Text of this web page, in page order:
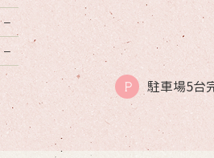
–
–
P 駐車場5台